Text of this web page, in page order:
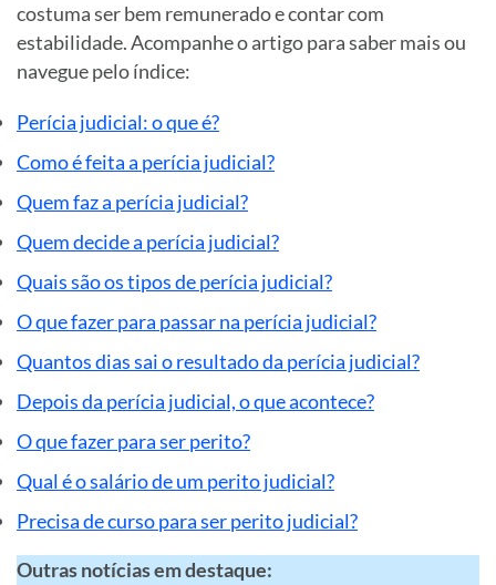
costuma ser bem remunerado e contar com
estabilidade. Acompanhe o artigo para saber mais ou
navegue pelo índice:
Perícia judicial: o que é?
Como é feita a perícia judicial?
Quem faz a perícia judicial?
Quem decide a perícia judicial?
Quais são os tipos de perícia judicial?
O que fazer para passar na perícia judicial?
Quantos dias sai o resultado da perícia judicial?
Depois da perícia judicial, o que acontece?
O que fazer para ser perito?
Qual é o salário de um perito judicial?
Precisa de curso para ser perito judicial?
Outras notícias em destaque: